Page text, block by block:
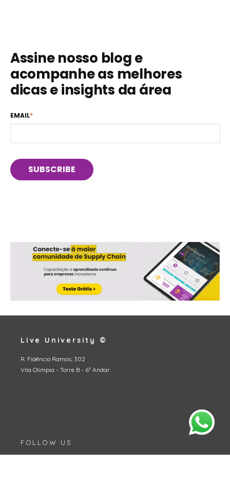
Assine nosso blog e
acompanhe as melhores
dicas e insights da área
EMAIL*
Live University ©
R. Fidêncio Ramos, 302
Vila Olimpia - Torre B - 6º Andar
FOLLOW US